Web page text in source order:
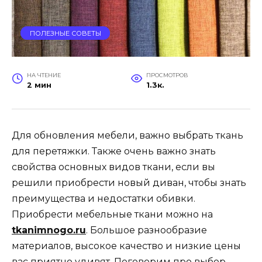
ПОЛЕЗНЫЕ СОВЕТЫ
НА ЧТЕНИЕ
2 мин
ПРОСМОТРОВ
1.3к.
Для обновления мебели, важно выбрать ткань
для перетяжки. Также очень важно знать
свойства основных видов ткани, если вы
решили приобрести новый диван, чтобы знать
преимущества и недостатки обивки.
Приобрести мебельные ткани можно на
tkanimnogo.ru. Большое разнообразие
материалов, высокое качество и низкие цены